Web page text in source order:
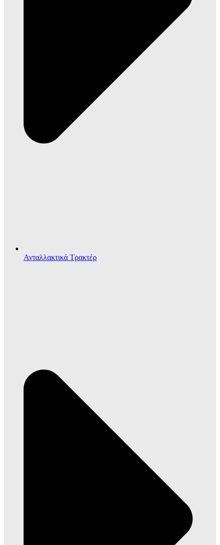
Ανταλλακτικά Τρακτέρ